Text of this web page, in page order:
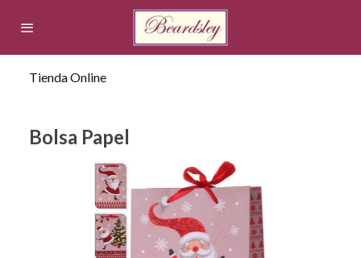
Tienda Online
Bolsa Papel